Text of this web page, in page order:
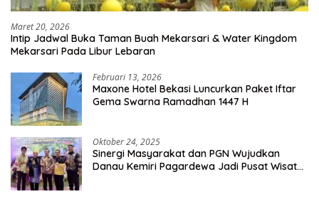
Maret 20, 2026
Intip Jadwal Buka Taman Buah Mekarsari & Water Kingdom
Mekarsari Pada Libur Lebaran
Februari 13, 2026
Maxone Hotel Bekasi Luncurkan Paket Iftar
Gema Swarna Ramadhan 1447 H
Oktober 24, 2025
Sinergi Masyarakat dan PGN Wujudkan
Danau Kemiri Pagardewa Jadi Pusat Wisata